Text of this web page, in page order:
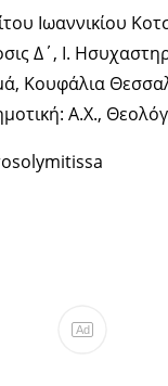
Ιωαννικίου
Δ΄, Ι.
Κουφάλια
Α.Χ.,
Ad